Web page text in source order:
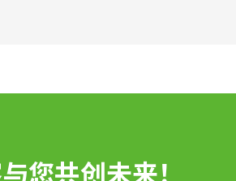
您共创未来！